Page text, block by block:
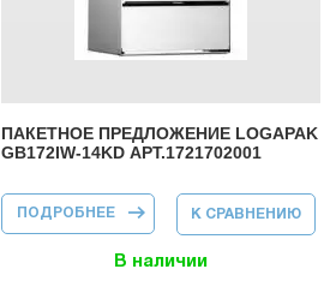
ПАКЕТНОЕ ПРЕДЛОЖЕНИЕ LOGAPAK
GB172IW-14KD АРТ.1721702001
К СРАВНЕНИЮ
В наличии
ПОДРОБНЕЕ О ПАКЕТНОЕ
ПРЕДЛОЖЕНИЕ
GB172IW-14KD
АРТ.1721702001